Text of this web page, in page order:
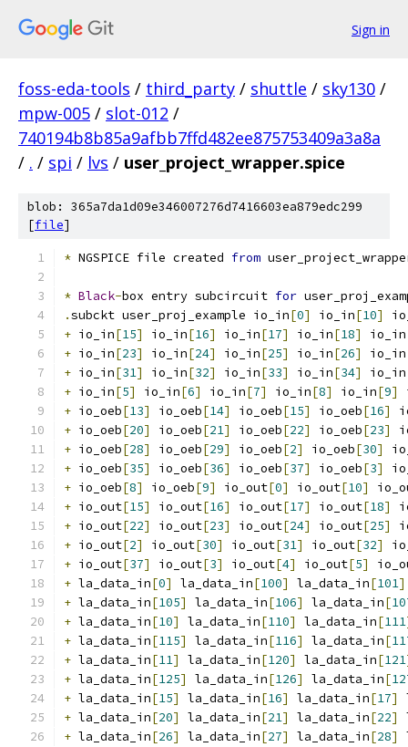
Sign in
foss-eda-tools / third_party / shuttle / sky130 /
mpw-005 / slot-012 /
740194b8b85a9afbb7ffd482ee875753409a3a8a
/ . / spi / lvs / user_project_wrapper.spice
blob: 365a7da1d09e346007276d7416603ea879edc299
[file]
* NGSPICE file created from
* Black-box entry subcircuit for
.subckt user_proj_example io_in[0] io_in[10]
+ io_in[15] io_in[16] io_in[17] io_in[18] io_in
+ io_in[23] io_in[24] io_in[25] io_in[26] io_in
+ io_in[31] io_in[32] io_in[33] io_in[34] io_in
+ io_in[5] io_in[6] io_in[7] io_in[8] io_in[9]
+ io_oeb[13] io_oeb[14] io_oeb[15] io_oeb[16]
+ io_oeb[20] io_oeb[21] io_oeb[22] io_oeb[23]
+ io_oeb[28] io_oeb[29] io_oeb[2] io_oeb[30]
+ io_oeb[35] io_oeb[36] io_oeb[37] io_oeb[3]
+ io_oeb[8] io_oeb[9] io_out[0] io_out[10]
+ io_out[15] io_out[16] io_out[17] io_out[18]
+ io_out[22] io_out[23] io_out[24] io_out[25]
+ io_out[2] io_out[30] io_out[31] io_out[32]
+ io_out[37] io_out[3] io_out[4] io_out[5]
+ la_data_in[0] la_data_in[100] la_data_in[101]
+ la_data_in[105] la_data_in[106] la_data_in[
+ la_data_in[10] la_data_in[110] la_data_in[111
+ la_data_in[115] la_data_in[116] la_data_in[
+ la_data_in[11] la_data_in[120] la_data_in[121
+ la_data_in[125] la_data_in[126] la_data_in[
+ la_data_in[15] la_data_in[16] la_data_in[17]
+ la_data_in[20] la_data_in[21] la_data_in[22]
+ la_data_in[26] la_data_in[27] la_data_in[28]